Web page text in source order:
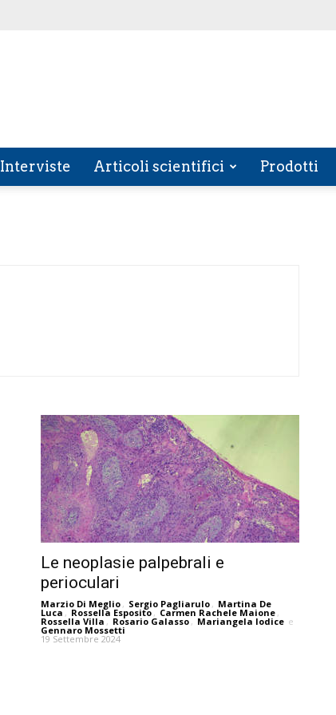
Interviste Articoli scientifici Prodotti
Le neoplasie palpebrali e
perioculari
Marzio Di Meglio , Sergio Pagliarulo , Martina De
Luca , Rossella Esposito , Carmen Rachele Maione ,
Rossella Villa , Rosario Galasso , Mariangela Iodice e
Gennaro Mossetti
19 Settembre 2024